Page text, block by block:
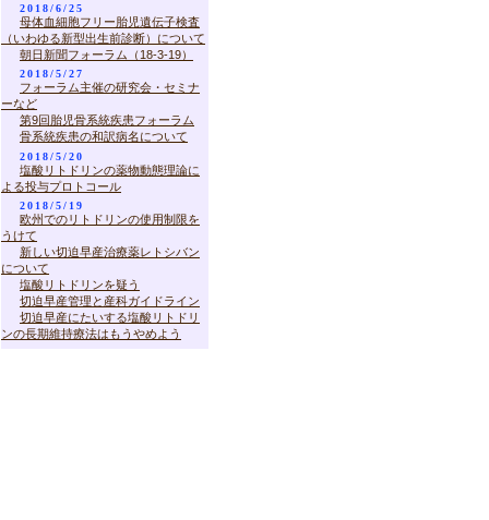
2018/6/25
母体血細胞フリー胎児遺伝子検査
（いわゆる新型出生前診断）について
朝日新聞フォーラム（18-3-19）
2018/5/27
フォーラム主催の研究会・セミナ
ーなど
第9回胎児骨系統疾患フォーラム
骨系統疾患の和訳病名について
2018/5/20
塩酸リトドリンの薬物動態理論に
よる投与プロトコール
2018/5/19
欧州でのリトドリンの使用制限を
うけて
新しい切迫早産治療薬レトシバン
について
塩酸リトドリンを疑う
切迫早産管理と産科ガイドライン
切迫早産にたいする塩酸リトドリ
ンの長期維持療法はもうやめよう